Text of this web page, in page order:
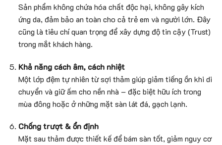
Sản phẩm không chứa hóa chất độc hại, không gây kích
ứng da, đảm bảo an toàn cho cả trẻ em và người lớn. Đây
cũng là tiêu chí quan trọng để xây dựng độ tin cậy (Trust)
trong mắt khách hàng.
Khả năng cách âm, cách nhiệt
Một lớp đệm tự nhiên từ sợi thảm giúp giảm tiếng ồn khi di
chuyển và giữ ấm cho nền nhà – đặc biệt hữu ích trong
mùa đông hoặc ở những mặt sàn lát đá, gạch lạnh.
Chống trượt & ổn định
Mặt sau thảm được thiết kế để bám sàn tốt, giảm nguy cơ